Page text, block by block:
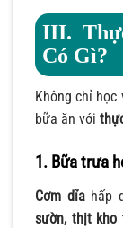
III.
Có Gì?
Không chỉ
bữa ăn với
1. Bữa trưa
Cơm dĩahấp
sườn, thịt kho